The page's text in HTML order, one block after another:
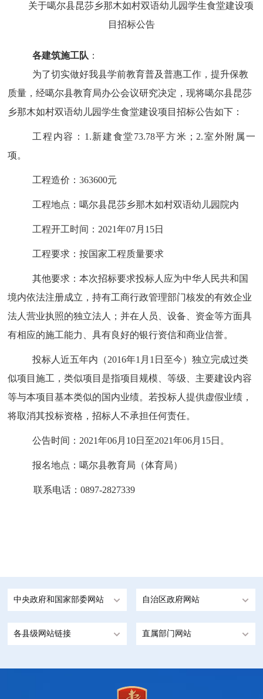
关于噶尔县昆莎乡那木如村双语幼儿园学生食堂建设项
目招标公告
各建筑施工队 ：
为了切实做好我县学前教育普及普惠工作，提升保教
质量，经噶尔县教育局办公会议研究决定，现将噶尔县昆莎
乡那木如村双语幼儿园学生食堂建设项目招标公告如下：
工程内容： 1.新建食堂73.78平方米；2.室外附属一
项。
工程造价 ：363600元
工程地点： 噶尔县昆莎乡那木如村双语幼儿园院内
工程开工时间：2021年07月 15日
工程要求：按国家工程质量要求
其他要求：本次招标要求投标人应为中华人民共和国
境内依法注册成立，持有工商行政管理部门核发的有效企业
法人营业执照的独立法人；并在人员、设备、资金等方面具
有相应的施工能力、具有良好的银行资信和商业信誉。
投标人近五年内（2016年1 月 1 日至今）独立完成过类
似项目施工，类似项目是指项目规模、等级、主要建设内容
等与本项目基本类似的国内业绩。若投标人提供虚假业绩，
将取消其投标资格，招标人不承担任何责任。
公告时间： 2021年06月10日至2021年06月 15日 。
报名地点：噶尔县教育局 （体育局）
联系电话：0897-2827339
中央政府和国家部委网站 自治区政府网站
各县级网站链接 直属部门网站